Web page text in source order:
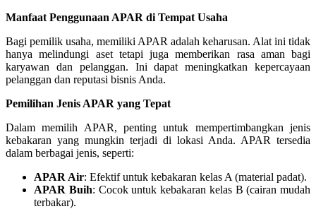
Manfaat Penggunaan APAR di Tempat Usaha
Bagi pemilik usaha, memiliki APAR adalah keharusan. Alat ini tidak
hanya melindungi aset tetapi juga memberikan rasa aman bagi
karyawan dan pelanggan. Ini dapat meningkatkan kepercayaan
pelanggan dan reputasi bisnis Anda.
Pemilihan Jenis APAR yang Tepat
Dalam memilih APAR, penting untuk mempertimbangkan jenis
kebakaran yang mungkin terjadi di lokasi Anda. APAR tersedia
dalam berbagai jenis, seperti:
APAR Air: Efektif untuk kebakaran kelas A (material padat).
APAR Buih: Cocok untuk kebakaran kelas B (cairan mudah
terbakar).